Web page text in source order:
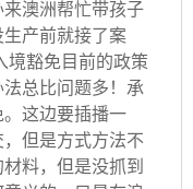
澳洲帮忙带孩子
产前就接了案
境豁免目前的政策
总比问题多！承
这边要插播一
但是方式方法不
料，但是没抓到